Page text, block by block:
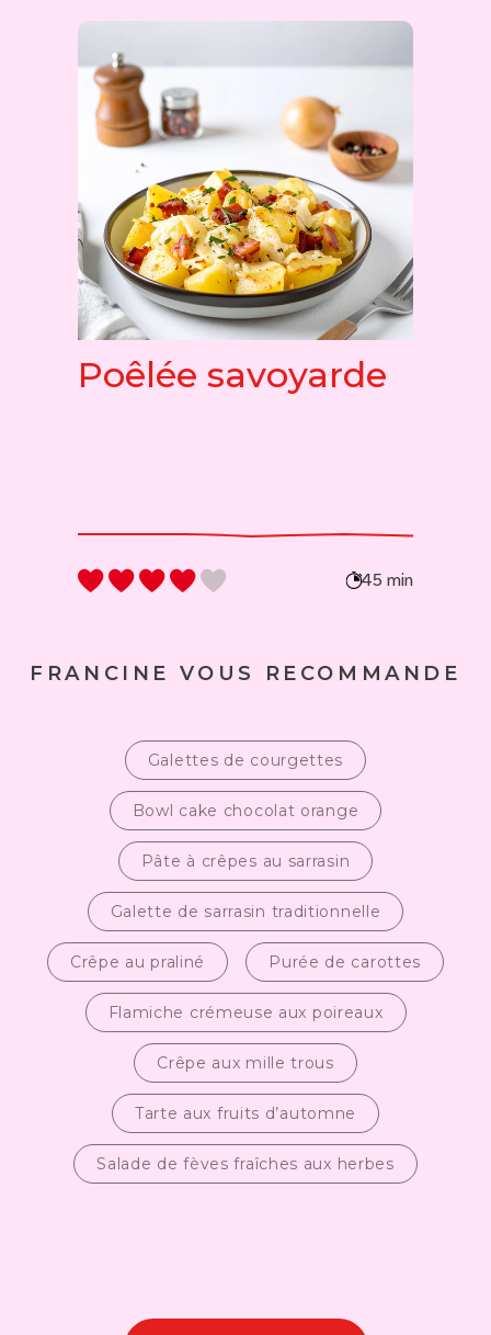
Poêlée savoyarde
45 min
FRANCINE VOUS RECOMMANDE
Galettes de courgettes
Bowl cake chocolat orange
Pâte à crêpes au sarrasin
Galette de sarrasin traditionnelle
Crêpe au praliné Purée de carottes
Flamiche crémeuse aux poireaux
Crêpe aux mille trous
Tarte aux fruits d’automne
Salade de fèves fraîches aux herbes